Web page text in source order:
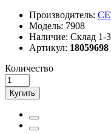
Производитель:
Модель: 7908
Наличие: Склад 1-
Артикул: 18059698
Количество
Купить